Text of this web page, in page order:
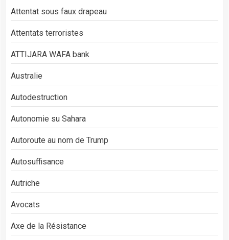
Attentat sous faux drapeau
Attentats terroristes
ATTIJARA WAFA bank
Australie
Autodestruction
Autonomie su Sahara
Autoroute au nom de Trump
Autosuffisance
Autriche
Avocats
Axe de la Résistance